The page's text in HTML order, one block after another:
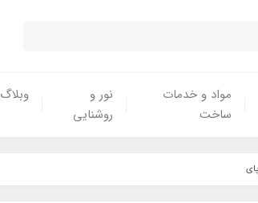
مواد و خدمات
ساخت
نور و
روشنایی
وبلاگ